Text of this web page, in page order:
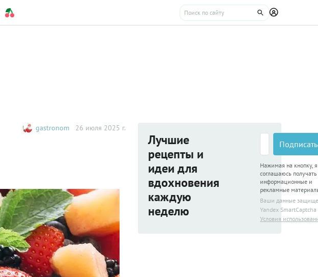
gastronom 26 июля 2025 г.
Лучшие
рецепты и
идеи для
вдохновения
каждую
неделю
Нажимая на кнопку, я
соглашаюсь получать
информационные и
рекламные
Ваши данные
Yandex SmartCaptcha
Условия